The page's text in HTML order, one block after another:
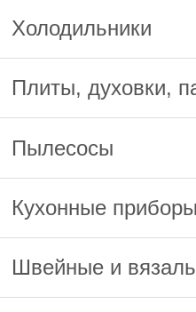
Холодильники
Плиты, духовки,
Пылесосы
Кухонные приборы
Швейные и